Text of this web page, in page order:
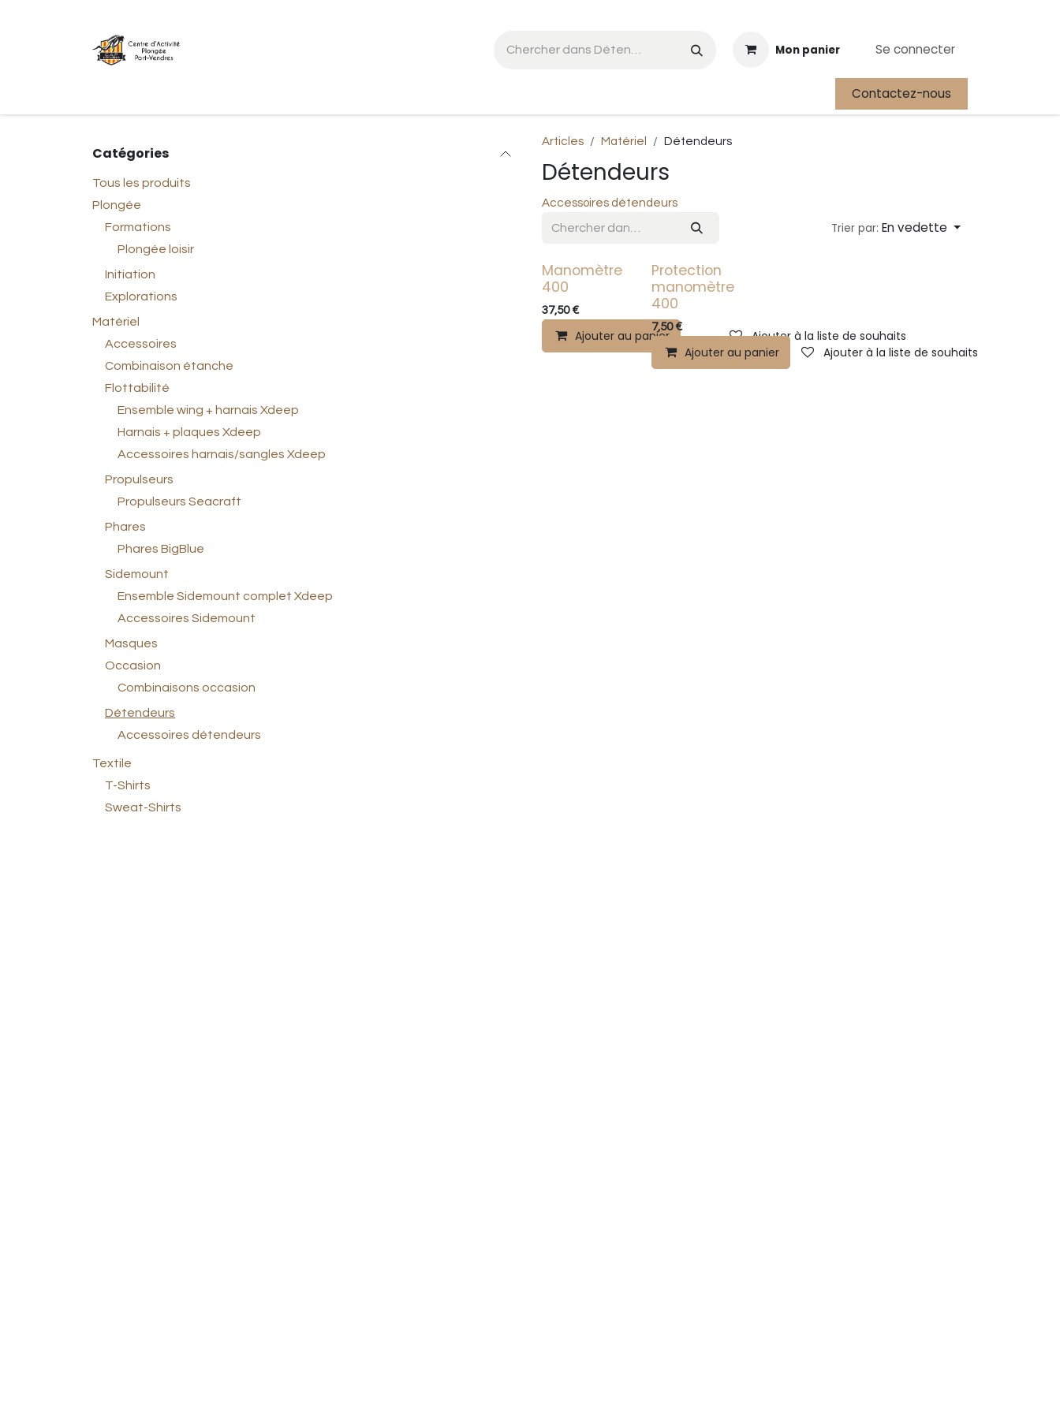
Mon panier Se connecter
Festival International de la Plongée Autonome
Contactez-nous
Catégories
Tous les produits
Plongée
Formations
Plongée loisir
Initiation
Explorations
Matériel
Accessoires
Combinaison étanche
Flottabilité
Ensemble wing + harnais Xdeep
Harnais + plaques Xdeep
Accessoires harnais/sangles Xdeep
Propulseurs
Propulseurs Seacraft
Phares
Phares BigBlue
Sidemount
Ensemble Sidemount complet Xdeep
Accessoires Sidemount
Masques
Occasion
Combinaisons occasion
Détendeurs
Accessoires détendeurs
Textile
T-Shirts
Sweat-Shirts
Articles Matériel Détendeurs
Détendeurs
Accessoires détendeurs
Trier par: En vedette
Manomètre
400
37,50€
Ajouter au panier Ajouter à la liste de souhaits
Protection
manomètre
400
7,50€
Ajouter au panier Ajouter à la liste de souhaits